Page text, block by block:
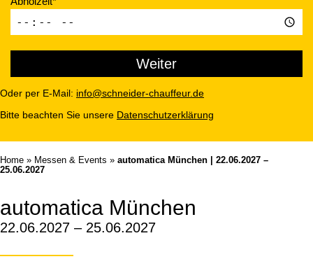
Oder per E-Mail: info@schneider-chauffeur.de
Bitte beachten Sie unsere Datenschutzerklärung
Home » Messen & Events » automatica München | 22.06.2027 –
25.06.2027
automatica München
22.06.2027 – 25.06.2027